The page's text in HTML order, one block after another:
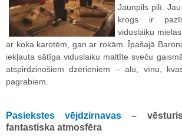
Jaunpils pilī.
krogs ir
viduslaiku
ar koka karotēm, gan ar rokām. Īpašajā
iekļauta sātīga viduslaiku maltīte sveču
atspirdzinošiem dzērieniem – alu, vīnu,
pagrabiem.
Pasiekstes vējdzirnavas –
fantastiska atmosfēra